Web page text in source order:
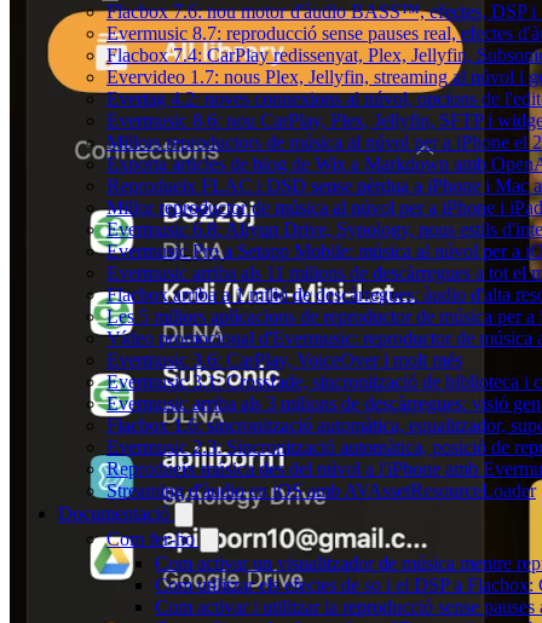
Flacbox 7.6: nou motor d'àudio BASS™, efectes, DSP i
Evermusic 8.7: reproducció sense pauses real, efectes
Flacbox 7.4: CarPlay redissenyat, Plex, Jellyfin,
Evervideo 1.7: nous Plex, Jellyfin, streaming al núvol i
Evertag 4.2: noves connexions al núvol, opcions de
Evermusic 8.6: nou CarPlay, Plex, Jellyfin, SFTP i
Millors reproductors de música al núvol per a iPhone el
Exporta articles de blog de Wix a Markdown amb
Reprodueix FLAC i DSD sense pèrdua a iPhone i Mac
Millor reproductor de música al núvol per a iPhone i iPad
Evermusic 6.8: Aliyun Drive, Synology, nous estils
Evermusic Pro a Setapp Mobile: música al núvol per a
Evermusic arriba als 11 milions de descàrregues a tot el
Flacbox arriba a 1 milió de descàrregues: àudio d'alta
Les 5 millors aplicacions de reproductor de música per a
Vídeo promocional d'Evermusic: reproductor de música
Evermusic 3.6: CarPlay, VoiceOver i molt més
Evermusic 3.1: Crossfade, sincronització de biblioteca i
Evermusic arriba als 3 milions de descàrregues: visió
Flacbox 1.6: sincronització automàtica, equalitzador,
Evermusic 2.3: Sincronització automàtica, posició de
Reprodueix música des del núvol a l'iPhone amb
Streaming d'àudio en iOS amb AVAssetResourceLoader
Documentació
Com fer-ho
Com activar un visualitzador de música mentre
Com utilitzar els efectes de so i el DSP a
Com activar i utilitzar la reproducció sense pauses